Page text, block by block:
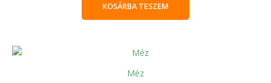
KOSÁRBA TESZEM
Méz